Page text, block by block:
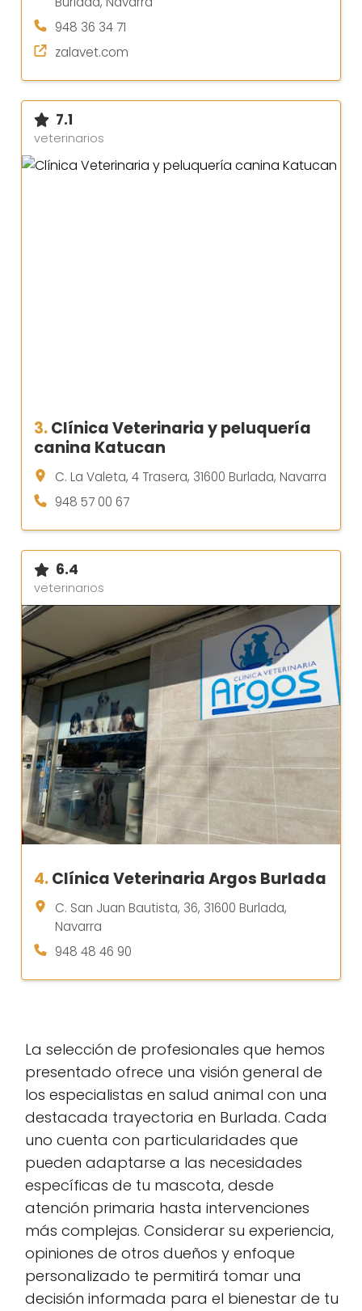
948 36 34 71
zalavet.com
7.1
veterinarios
3.Clínica Veterinaria y peluquería
canina Katucan
C. La Valeta, 4 Trasera, 31600 Burlada, Navarra
948 57 00 67
6.4
veterinarios
4.Clínica Veterinaria Argos Burlada
C. San Juan Bautista, 36, 31600 Burlada,
Navarra
948 48 46 90
La selección de profesionales que hemos
presentado ofrece una visión general de
los especialistas en salud animal con una
destacada trayectoria en Burlada. Cada
uno cuenta con particularidades que
pueden adaptarse a las necesidades
específicas de tu mascota, desde
atención primaria hasta intervenciones
más complejas. Considerar su experiencia,
opiniones de otros dueños y enfoque
personalizado te permitirá tomar una
decisión informada para el bienestar de tu